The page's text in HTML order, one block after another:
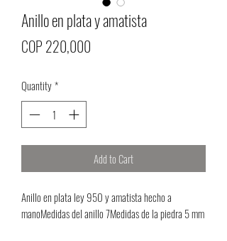
Anillo en plata y amatista
COP 220,000
Quantity*
Add to Cart
Anillo en plata ley 950 y amatista hecho a
manoMedidas del anillo 7Medidas de la piedra 5 mm